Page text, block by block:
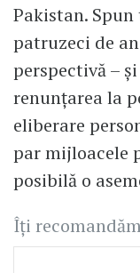
Pakistan.
patruzeci de
perspectivă –
renunțarea la
eliberare
par mijloacele
posibilă o
Îți recomandăm